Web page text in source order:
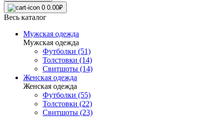
0 0.00₽
Весь каталог
Мужская одежда
Мужская одежда
Футболки (51)
Толстовки (14)
Свитшоты (14)
Женская одежда
Женская одежда
Футболки (55)
Толстовки (22)
Свитшоты (23)